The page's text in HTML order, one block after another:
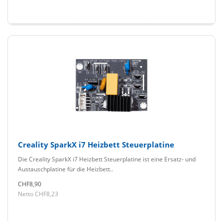
Creality SparkX i7 Heizbett Steuerplatine
Die Creality SparkX i7 Heizbett Steuerplatine ist eine Ersatz- und
Austauschplatine für die Heizbett..
CHF8,90
Netto CHF8,23